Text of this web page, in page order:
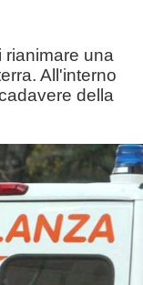
rianimare una
All'interno
della